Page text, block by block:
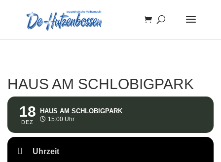
HAUS AM SCHLOBIGPARK
18
DEZ
HAUS AM SCHLOBIGPARK
15:00 Uhr
Uhrzeit